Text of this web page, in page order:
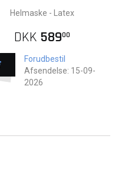
Helmaske - Latex
DKK 58900
Forudbestil
Afsendelse: 15-09-
2026